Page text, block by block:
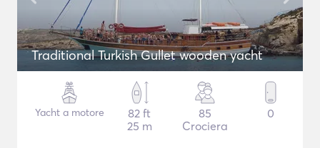
Traditional Turkish Gullet wooden yacht
Yacht a motore
82 ft
25 m
85
Crociera
0